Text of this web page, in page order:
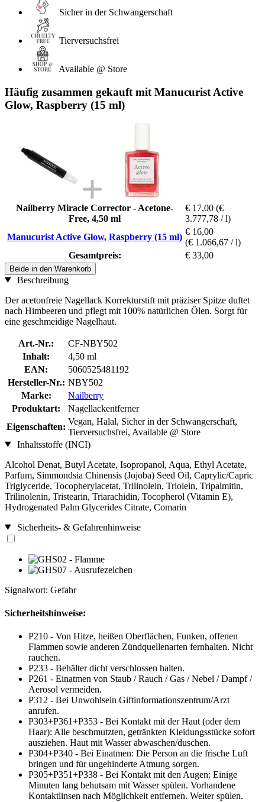
Sicher in der Schwangerschaft
Tierversuchsfrei
Available @ Store
Häufig zusammen gekauft mit Manucurist Active
Glow, Raspberry (15 ml)
Nailberry Miracle Corrector - Acetone-
Free, 4,50 ml
€ 17,00 (€
3.777,78 / l)
Manucurist Active Glow, Raspberry (15 ml)
€ 16,00
(€ 1.066,67 / l)
Gesamtpreis:
€ 33,00
Beide in den Warenkorb
Beschreibung
Der acetonfreie Nagellack Korrekturstift mit präziser Spitze duftet
nach Himbeeren und pflegt mit 100% natürlichen Ölen. Sorgt für
eine geschmeidige Nagelhaut.
Art.-Nr.:
CF-NBY502
Inhalt:
4,50 ml
EAN:
5060525481192
Hersteller-Nr.: NBY502
Marke:
Nailberry
Produktart:
Nagellackentferner
Eigenschaften:
Vegan, Halal, Sicher in der Schwangerschaft,
Tierversuchsfrei, Available @ Store
Inhaltsstoffe (INCI)
Alcohol Denat, Butyl Acetate, Isopropanol, Aqua, Ethyl Acetate,
Parfum, Simmondsia Chinensis (Jojoba) Seed Oil, Caprylic/Capric
Triglyceride, Tocopherylacetat, Trilinolein, Triolein, Tripalmitin,
Trilinolenin, Tristearin, Triarachidin, Tocopherol (Vitamin E),
Hydrogenated Palm Glycerides Citrate, Comarin
Sicherheits- & Gefahrenhinweise
Signalwort: Gefahr
Sicherheitshinweise:
P210 - Von Hitze, heißen Oberflächen, Funken, offenen
Flammen sowie anderen Zündquellenarten fernhalten. Nicht
rauchen.
P233 - Behälter dicht verschlossen halten.
P261 - Einatmen von Staub / Rauch / Gas / Nebel / Dampf /
Aerosol vermeiden.
P312 - Bei Unwohlsein Giftinformationszentrum/Arzt
anrufen.
P303+P361+P353 - Bei Kontakt mit der Haut (oder dem
Haar): Alle beschmutzten, getränkten Kleidungsstücke sofort
ausziehen. Haut mit Wasser abwaschen/duschen.
P304+P340 - Bei Einatmen: Die Person an die frische Luft
bringen und für ungehinderte Atmung sorgen.
P305+P351+P338 - Bei Kontakt mit den Augen: Einige
Minuten lang behutsam mit Wasser spülen. Vorhandene
Kontaktlinsen nach Möglichkeit entfernen. Weiter spülen.